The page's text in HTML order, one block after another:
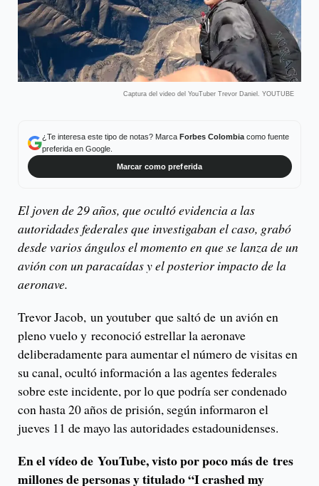
Captura del video del YouTuber Trevor Daniel. YOUTUBE
¿Te interesa este tipo de notas? Marca Forbes Colombiacomo fuente
preferida en Google.
Marcar como preferida
El joven de 29 años, que ocultó evidencia a las
autoridades federales que investigaban el caso, grabó
desde varios ángulos el momento en que se lanza de un
avión con un paracaídas y el posterior impacto de la
aeronave.
Trevor Jacob, un youtuber que saltó de un avión en
pleno vuelo y reconoció estrellar la aeronave
deliberadamente para aumentar el número de visitas en
su canal, ocultó información a las agentes federales
sobre este incidente, por lo que podría ser condenado
con hasta 20 años de prisión, según informaron el
jueves 11 de mayo las autoridades estadounidenses.
En el vídeo de YouTube, visto por poco más de tres
millones de personas y titulado “I crashed my